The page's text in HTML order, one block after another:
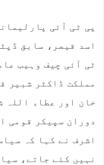
پی ٹی آئی
اسد قیصر، سابق
ٹی آئی چیف وہیب
مملکت ڈاکٹر شبیر
خان اور عطاء اللہ
دوران سپیکر قومی
اشرف نے کہا کہ
نہیں کئے جاتے،